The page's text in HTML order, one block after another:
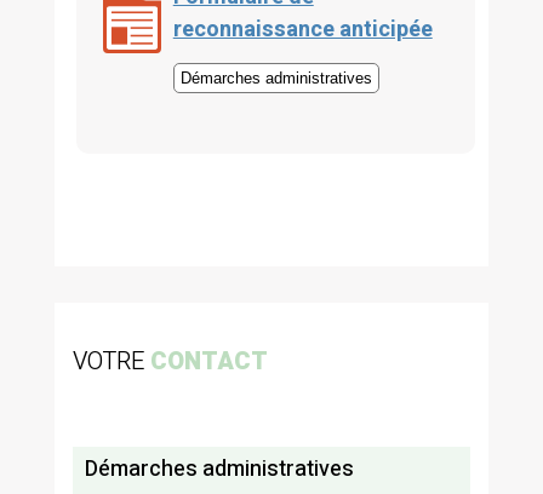
reconnaissance anticipée
Démarches administratives
VOTRE CONTACT
Démarches administratives